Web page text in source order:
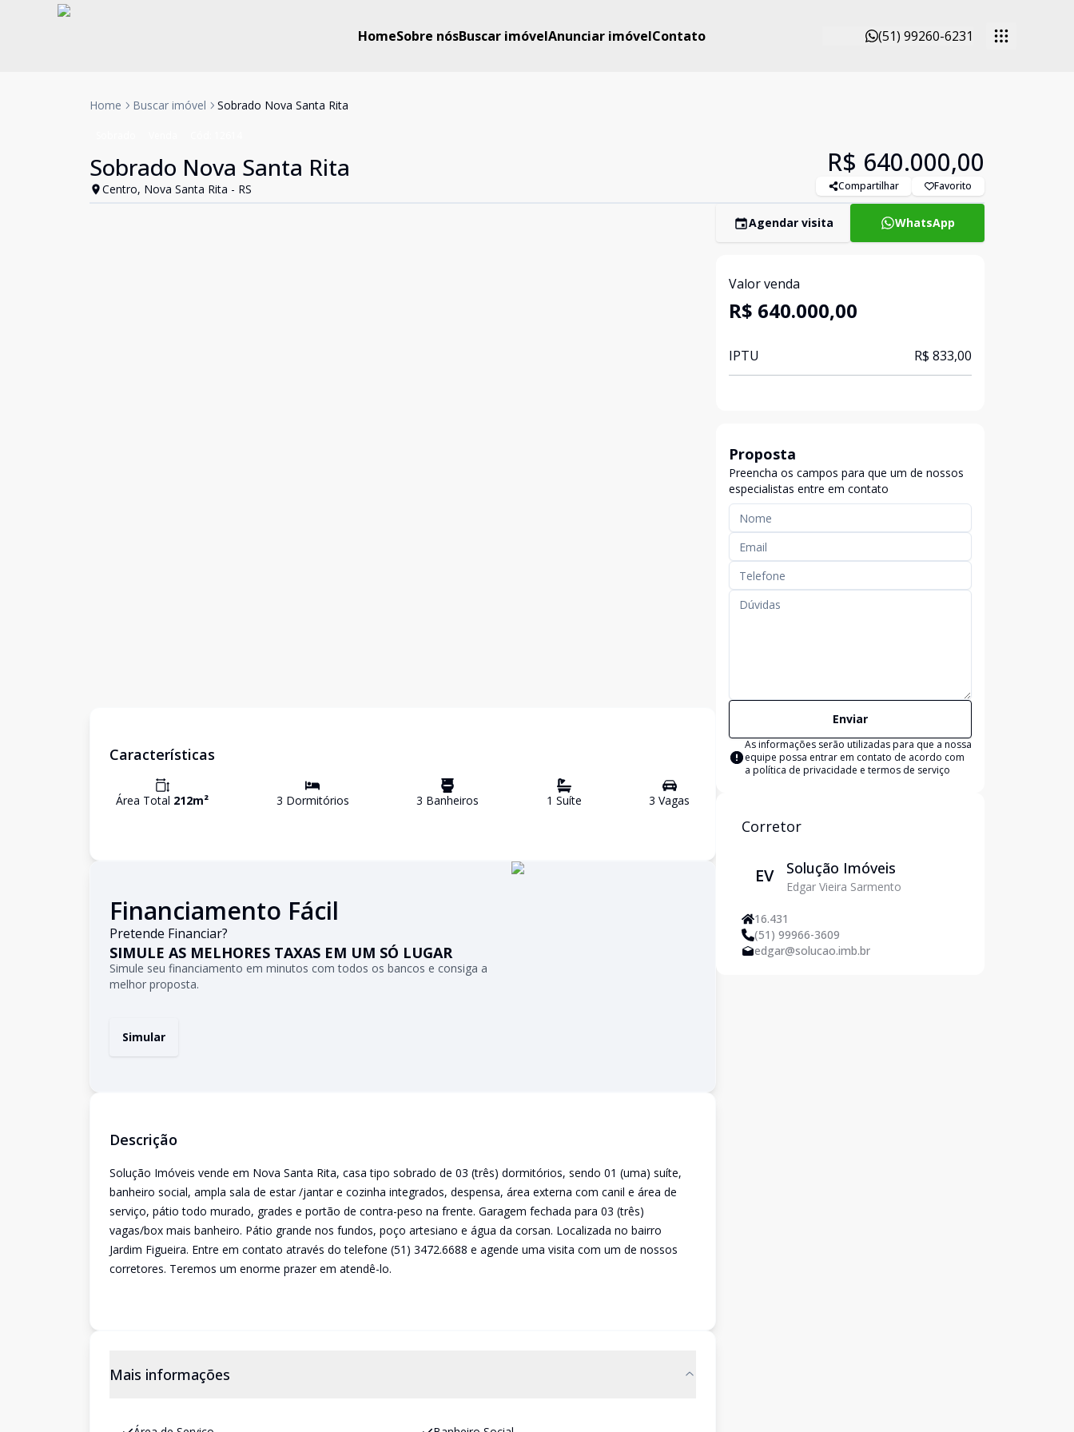
HomeSobre nósBuscar imóvelAnunciar imóvelContato (51) 99260-6231
Home Buscar imóvel Sobrado Nova Santa Rita
Sobrado Nova Santa Rita
Centro, Nova Santa Rita - RS
R$ 640.000,00
Compartilhar Favorito
Características
Área Total 212m² 3 Dormitórios 3 Banheiros 1 Suíte 3 Vagas
Financiamento Fácil
Pretende Financiar?
SIMULE AS MELHORES TAXAS EM UM SÓ LUGAR
Simule seu financiamento em minutos com todos os bancos e consiga a
melhor proposta.
Simular
Descrição
Solução Imóveis vende em Nova Santa Rita, casa tipo sobrado de 03 (três) dormitórios, sendo 01 (uma) suíte,
banheiro social, ampla sala de estar /jantar e cozinha integrados, despensa, área externa com canil e área de
serviço, pátio todo murado, grades e portão de contra-peso na frente. Garagem fechada para 03 (três)
vagas/box mais banheiro. Pátio grande nos fundos, poço artesiano e água da corsan. Localizada no bairro
Jardim Figueira. Entre em contato através do telefone (51) 3472.6688 e agende uma visita com um de nossos
corretores. Teremos um enorme prazer em atendê-lo.
Mais informações
Agendar visita WhatsApp
Valor venda
R$ 640.000,00
IPTU R$ 833,00
Proposta
Preencha os campos para que um de nossos
especialistas entre em contato
Enviar
As informações serão utilizadas para que a nossa
equipe possa entrar em contato de acordo com
a política de privacidade e termos de serviço
Corretor
EV Solução Imóveis
Edgar Vieira Sarmento
16.431
(51) 99966-3609
edgar@solucao.imb.br